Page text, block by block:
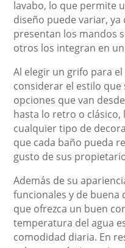
lavabo, lo que permite
diseño puede variar,
presentan los mandos
otros los integran en
Al elegir un grifo para
considerar el estilo que
opciones que van
hasta lo retro o
cualquier tipo de
que cada baño pueda
gusto de sus
Además de su
funcionales y de
que ofrezca un buen
temperatura del agua
comodidad diaria. En